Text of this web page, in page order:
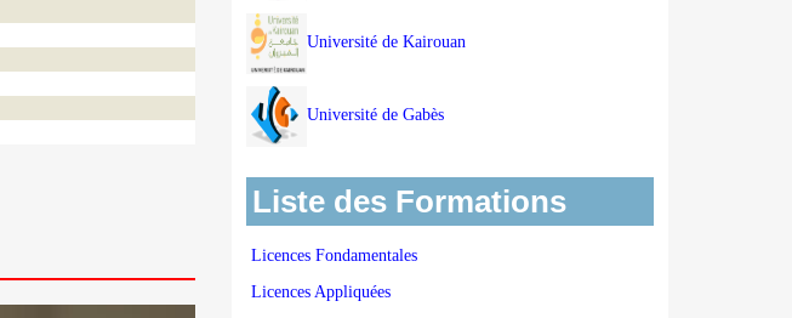
Université de Kairouan
Université de Gabès
Liste des Formations
Licences Fondamentales
Licences Appliquées